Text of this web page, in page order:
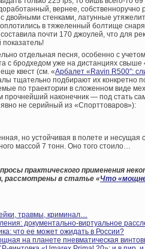
вернее,
двойными стенками, латунные
в тяжеленный болтище
почти 170 джоулей, что для
показатель!
отдельная песня, особенно с
с бродхедом уже на дистанциях
квест (см. «Арбалет «Ravin R500″:
тщательно подбирают их конкретно
по траектории в сложенном виде
прочнейший наконечник — под стать
не серийный из «Спорттоваров»):
но устойчивая в полете и
массой 7 тонн. Оно того стоило…
практического применения
рассмотрены в статье «Что
травмы, криминал…
документально-виртуальное
что ее может ожидать в России?
на планете пневматическая